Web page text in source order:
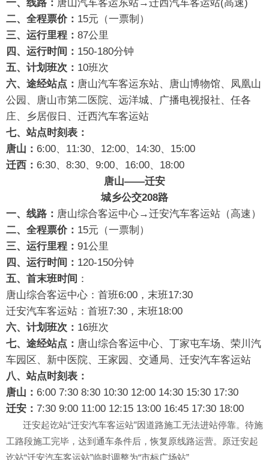
一、线路： 唐山汽车客运东站→迁西汽车客运站(高速)
二、全程票价： 15元（一票制）
三、运行里程： 87公里
四、运行时间： 150-180分钟
五、计划班次： 10班次
六、途经站点： 唐山汽车客运东站、唐山博物馆、凤凰山
公园、唐山市第二医院、远洋城、广播电视报社、任各
庄、乡居假日、迁西汽车客运站
七、站点时刻表：
唐山： 6:00、11:30、12:00、14:30、15:00
迁西： 6:30、8:30、9:00、16:00、18:00
唐山——迁安
城乡公交208路
一、线路： 唐山综合客运中心→迁安汽车客运站（高速）
二、全程票价： 15元（一票制）
三、运行里程： 91公里
四、运行时间： 120-150分钟
五、首末班时间 ：
唐山综合客运中心：首班6:00，末班17:30
迁安汽车客运站：首班7:30，末班18:00
六、计划班次： 16班次
七、途经站点： 唐山综合客运中心、丁家屯车场、荣川汽
车园区、新中医院、王家园、交通局、迁安汽车客运站
八、站点时刻表：
唐山： 6:00 7:30 8:30 10:30 12:00 14:30 15:30 17:30
迁安： 7:30 9:00 11:00 12:15 13:00 16:45 17:30 18:00
迁安起讫站“迁安汽车客运站”因道路施工无法进站停靠。待施
工路段施工完毕，达到通车条件后，恢复原线路运营。
原迁安起
讫站“迁安汽车客运站”临时调整为“市标广场站”